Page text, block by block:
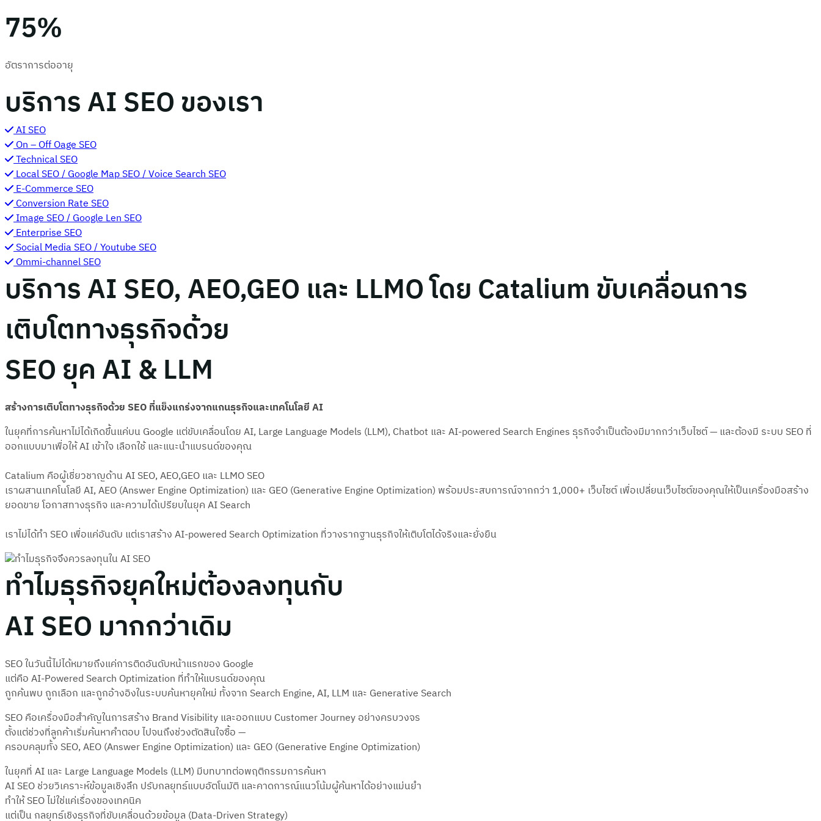
75%
อัตราการต่ออายุ
บริการ AI SEO ของเรา
AI SEO​
On – Off Oage SEO
Technical SEO
Local SEO / Google Map SEO / Voice Search SEO
E-Commerce SEO
Conversion Rate SEO
Image SEO / Google Len SEO
Enterprise SEO
Social Media SEO / Youtube SEO
Ommi-channel SEO
บริการ AI SEO, AEO,GEO และ LLMO โดย Catalium ขับเคลื่อนการ
เติบโตทางธุรกิจด้วย
SEO ยุค AI & LLM
สร้างการเติบโตทางธุรกิจด้วย SEO ที่แข็งแกร่งจากแกนธุรกิจและเทคโนโลยี AI
ในยุคที่การค้นหาไม่ได้เกิดขึ้นแค่บน Google แต่ขับเคลื่อนโดย AI, Large Language Models (LLM), Chatbot และ AI-powered Search Engines ธุรกิจจำเป็นต้องมีมากกว่าเว็บไซต์ — และต้องมี ระบบ SEO ที่
ออกแบบมาเพื่อให้ AI เข้าใจ เลือกใช้ และแนะนำแบรนด์ของคุณ
Catalium คือผู้เชี่ยวชาญด้าน AI SEO, AEO,GEO และ LLMO SEO
เราผสานเทคโนโลยี AI, AEO (Answer Engine Optimization) และ GEO (Generative Engine Optimization) พร้อมประสบการณ์จากกว่า 1,000+ เว็บไซต์ เพื่อเปลี่ยนเว็บไซต์ของคุณให้เป็นเครื่องมือสร้าง
ยอดขาย โอกาสทางธุรกิจ และความได้เปรียบในยุค AI Search
เราไม่ได้ทำ SEO เพื่อแค่อันดับ แต่เราสร้าง AI-powered Search Optimization ที่วางรากฐานธุรกิจให้เติบโตได้จริงและยั่งยืน
ทำไมธุรกิจยุคใหม่ต้องลงทุนกับ
AI SEO มากกว่าเดิม
SEO ในวันนี้ไม่ได้หมายถึงแค่การติดอันดับหน้าแรกของ Google
แต่คือ AI-Powered Search Optimization ที่ทำให้แบรนด์ของคุณ
ถูกค้นพบ ถูกเลือก และถูกอ้างอิงในระบบค้นหายุคใหม่ ทั้งจาก Search Engine, AI, LLM และ Generative Search
SEO คือเครื่องมือสำคัญในการสร้าง Brand Visibility และออกแบบ Customer Journey อย่างครบวงจร
ตั้งแต่ช่วงที่ลูกค้าเริ่มค้นหาคำตอบ ไปจนถึงช่วงตัดสินใจซื้อ —
ครอบคลุมทั้ง SEO, AEO (Answer Engine Optimization) และ GEO (Generative Engine Optimization)
ในยุคที่ AI และ Large Language Models (LLM) มีบทบาทต่อพฤติกรรมการค้นหา
AI SEO ช่วยวิเคราะห์ข้อมูลเชิงลึก ปรับกลยุทธ์แบบอัตโนมัติ และคาดการณ์แนวโน้มผู้ค้นหาได้อย่างแม่นยำ
ทำให้ SEO ไม่ใช่แค่เรื่องของเทคนิค
แต่เป็น กลยุทธ์เชิงธุรกิจที่ขับเคลื่อนด้วยข้อมูล (Data-Driven Strategy)